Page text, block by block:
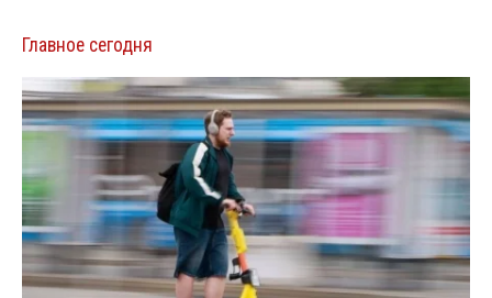
Главное сегодня